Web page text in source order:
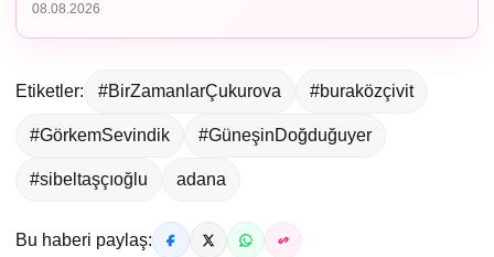
08.08.2026
Etiketler: #BirZamanlarÇukurova #buraközçivit
#GörkemSevindik #GüneşinDoğduğuyer
#sibeltaşçıoğlu adana
Bu haberi paylaş: